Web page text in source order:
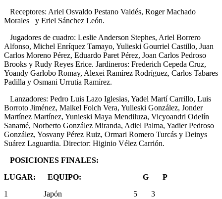
Receptores: Ariel Osvaldo Pestano Valdés, Roger Machado
Morales y Eriel Sánchez León.
Jugadores de cuadro: Leslie Anderson Stephes, Ariel Borrero
Alfonso, Michel Enríquez Tamayo, Yulieski Gourriel Castillo, Juan
Carlos Moreno Pérez, Eduardo Paret Pérez, Joan Carlos Pedroso
Brooks y Rudy Reyes Erice. Jardineros: Frederich Cepeda Cruz,
Yoandy Garlobo Romay, Alexei Ramírez Rodríguez, Carlos Tabares
Padilla y Osmani Urrutia Ramírez.
Lanzadores: Pedro Luis Lazo Iglesias, Yadel Martí Carrillo, Luis
Borroto Jiménez, Maikel Folch Vera, Yulieski González, Jonder
Martínez Martínez, Yunieski Maya Mendiluza, Vicyoandri Odelín
Sanamé, Norberto González Miranda, Adiel Palma, Yadier Pedroso
González, Yosvany Pérez Ruiz, Ormari Romero Turcás y Deinys
Suárez Laguardia. Director: Higinio Vélez Carrión.
POSICIONES FINALES:
LUGAR: EQUIPO: G P
1 Japón 5 3